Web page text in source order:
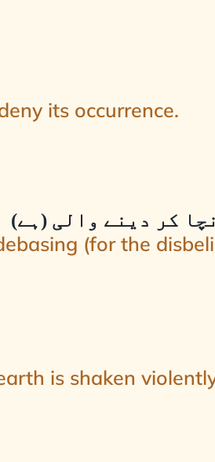
its occurrence.
کر دینے والی (ہے)
(for the
is shaken